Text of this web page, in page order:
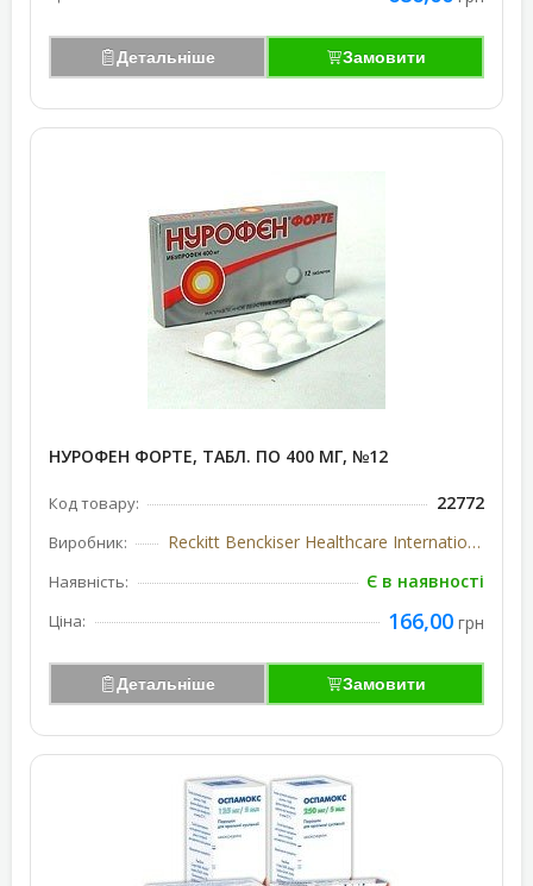
Детальніше Замовити
НУРОФЕН ФОРТЕ, ТАБЛ. ПО 400 МГ, №12
Код товару: 22772
Виробник: Reckitt Benckiser Healthcare International (Велика Британія)
Наявність: Є в наявності
Ціна: 166,00 грн
Детальніше Замовити